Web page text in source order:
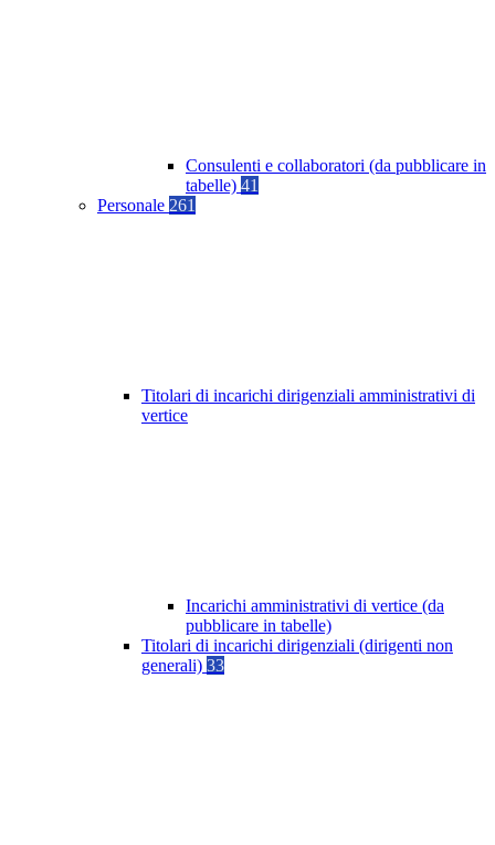
Consulenti e collaboratori (da pubblicare in
tabelle) 41
Personale 261
Titolari di incarichi dirigenziali amministrativi di
vertice
Incarichi amministrativi di vertice (da
pubblicare in tabelle)
Titolari di incarichi dirigenziali (dirigenti non
generali) 33